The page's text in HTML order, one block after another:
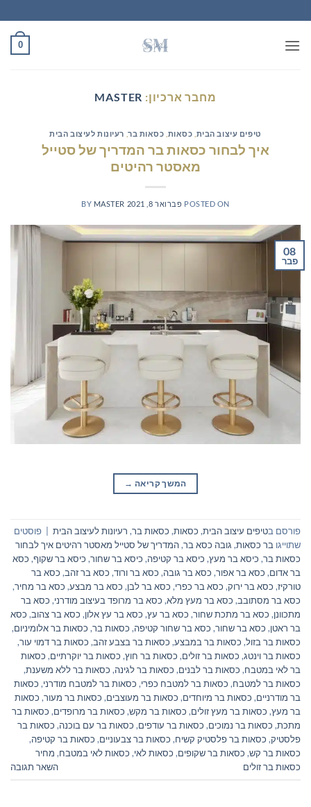
to
content
0
מחבר ארכיון: MASTER
טיפים עיצוב הבית כסאות כסאות בר, רעיונות לעיצוב הבית
איך לבחור כסאות בר המדריך של סטייל
מאסטר רהיטים
POSTED ON פברואר 8, 2021 BY MASTER
08
פבר
המשך קריאה →
פורסם בטיפים עיצוב הבית, כסאות, כסאות בר, רעיונות לעיצוב הבית
פוסטים
שתוייגו בר כסאות, גובה כסא בר,המדריך של סטייל מאסטר רהיטים איך לבחור
כסאות בר, כיסא בר מעץ, כיסא בר קטיפה, כיסא בר שחור, כיסא בר שקוף, כסא
בר אדום, כסא בר אפור, כסא בר גובה, כסא בר ורוד, כסא בר זהב, כסא בר
טורקיז, כסא בר ירוק, כסא בר כפרי, כסא בר לבן, כסא בר מבצע, כסא בר מחיר,
כסא בר מסתובב, כסא בר מעץ מלא, כסא בר מרופד בעיצוב מודרני, כסא בר
מתכוונן, כסא בר מתכת שחור, כסא בר עץ, כסא בר עץ אלון, כסא בר צהוב, כסא
בר ראטן, כסא בר שחור, כסא בר שחור קטיפה, כסאות בר, כסאות בר אלומיניום,
כסאות בר בזול, כסאות בר במבצע, כסאות בר בצבע זהב, כסאות בר דמוי עור,
כסאות בר וינטג, כסאות בר זולים, כסאות בר חוץ, כסאות בר יוקרתיים, כסאות
בר לאי במטבח, כסאות בר לבנים, כסאות בר לגינה, כסאות בר ללא משענת,
כסאות בר למטבח, כסאות בר למטבח כפרי, כסאות בר למטבח מודרני, כסאות
בר מודרניים, כסאות בר מיוחדים, כסאות בר מעוצבים, כסאות בר מעור, כסאות
בר מעץ, כסאות בר מעץ זולים, כסאות בר מקש, כסאות בר מרופדים, כסאות בר
מתכת, כסאות בר נמוכים, כסאות בר עודפים, כסאות בר עם בוכנה, כסאות בר
פלסטיק, כסאות בר פלסטיק קשיח, כסאות בר צבעוניים, כסאות בר קטיפה,
כסאות בר קש, כסאות בר שקופים, כסאות לאי, כסאות לאי במטבח, מחיר
כסאות בר זולים
השאר תגובה